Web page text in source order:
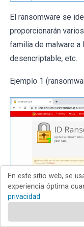
El ransomware se
proporcionarán
familia de malware a
desencriptable, etc.
Ejemplo 1
En este sitio web, se
experiencia óptima
privacidad